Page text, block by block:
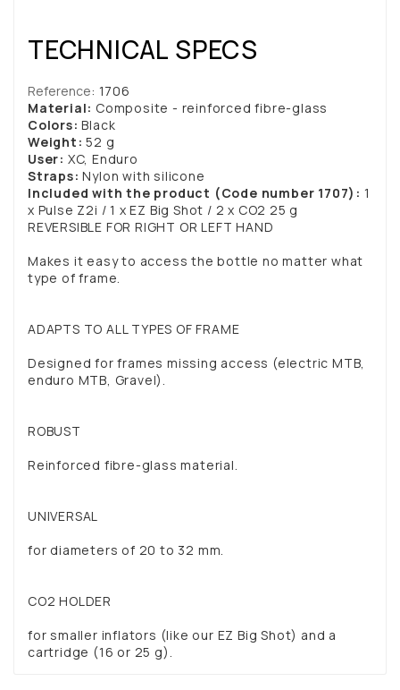
TECHNICAL SPECS
Reference: 1706
Material: Composite - reinforced fibre-glass
Colors: Black
Weight: 52 g
User: XC, Enduro
Straps: Nylon with silicone
Included with the product (Code number 1707): 1
x Pulse Z2i / 1 x EZ Big Shot / 2 x CO2 25 g
REVERSIBLE FOR RIGHT OR LEFT HAND
Makes it easy to access the bottle no matter what
type of frame.
ADAPTS TO ALL TYPES OF FRAME
Designed for frames missing access (electric MTB,
enduro MTB, Gravel).
ROBUST
Reinforced fibre-glass material.
UNIVERSAL
for diameters of 20 to 32 mm.
CO2 HOLDER
for smaller inflators (like our EZ Big Shot) and a
cartridge (16 or 25 g).